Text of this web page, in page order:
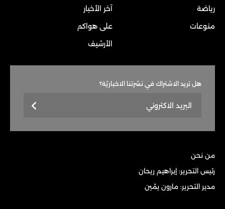
رياضة
منوعات
آخر الأخبار
على هواكم
الأرشيف
هل تريد الاشتراك في نشرتنا الاخباريّة؟
من نحن
رئيس التحرير: إبراهيم ريحان
مدير التحرير: مارون يمّين